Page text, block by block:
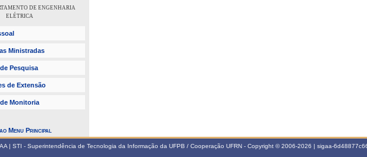
DE ENGENHARIA
ELÉTRICA
Ministradas
Pesquisa
de Extensão
Monitoria
Menu Principal
| STI - Superintendência de Tecnologia da Informação da UFPB / Cooperação UFRN - Copyright © 2006-2026 | sigaa-